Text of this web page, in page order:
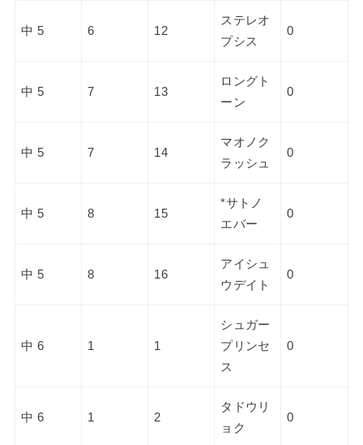
中 5 6 12
ステレオ
プシス
0
中 5 7 13
ロングト
ーン
0
中 5 7 14
マオノク
ラッシュ
0
中 5 8 15
*サトノ
エバー
0
中 5 8 16
アイシュ
ウデイト
0
中 6 1 1
シュガー
プリンセ
ス
0
中 6 1 2
タドウリ
ョク
0